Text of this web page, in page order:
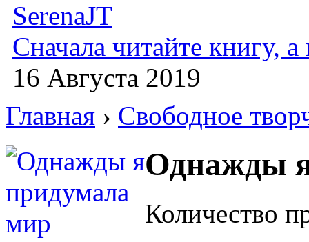
SerenaJT
Сначала читайте книгу,
16 Августа 2019
Главная › Свободное
Однажды
Количество